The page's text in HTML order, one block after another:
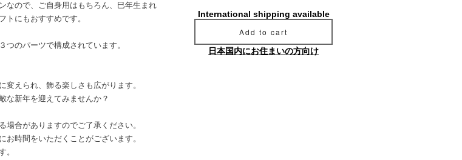
なので、ご自身用はもちろん、巳年生まれ
トにもおすすめです。
つのパーツで構成されています。
変えられ、飾る楽しさも広がります。
な新年を迎えてみませんか？
合がありますのでご了承ください。
時間をいただくことがございます。
。
International shipping available
Add to cart
日本国内にお住まいの方向け